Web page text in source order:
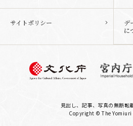
サイトポリシー
デ
に
見出し、記事、写真の無断転
Copyright © The